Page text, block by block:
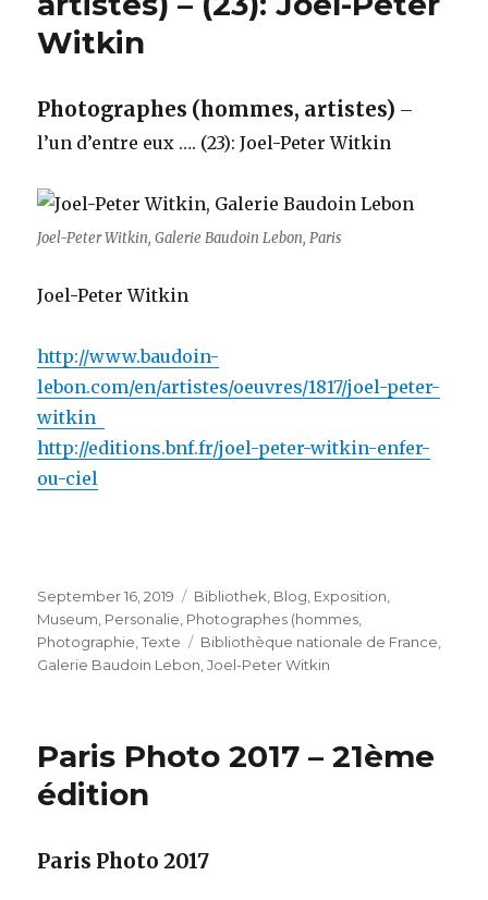
Witkin
Photographes (hommes, artistes) –
l’un d’entre eux …. (23): Joel-Peter Witkin
Joel-Peter Witkin, Galerie Baudoin Lebon, Paris
Joel-Peter Witkin
http://www.baudoin-
lebon.com/en/artistes/oeuvres/1817/joel-peter-
witkin
http://editions.bnf.fr/joel-peter-witkin-enfer-
ou-ciel
Veröffentlicht
am
September 16, 2019 Kategorien
Bibliothek Blog Exposition
Museum Personalie Photographes (hommes
Photographie ,Texte Schlagwörter
Bibliothèque nationale de France
Galerie Baudoin Lebon ,Joel-Peter Witkin
Paris Photo 2017 – 21ème
édition
Paris Photo 2017